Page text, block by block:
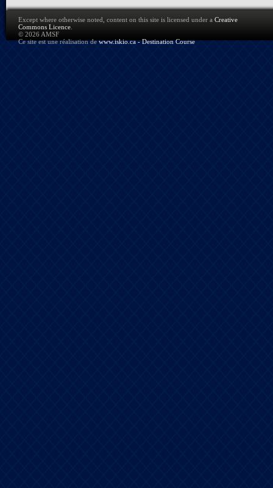
Except where otherwise noted, content on this site is licensed under a Creative
Commons Licence
© 2026 AMSF
Ce site est une réalisation dewww.iskio.ca - Destination Course